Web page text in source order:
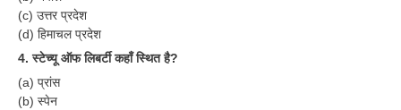
(c) उत्तर प्रदेश
(d) हिमाचल प्रदेश
4. स्टेच्यू ऑफ लिबर्टी कहाँ स्थित है?
(a) प्रांस
(b) स्पेन